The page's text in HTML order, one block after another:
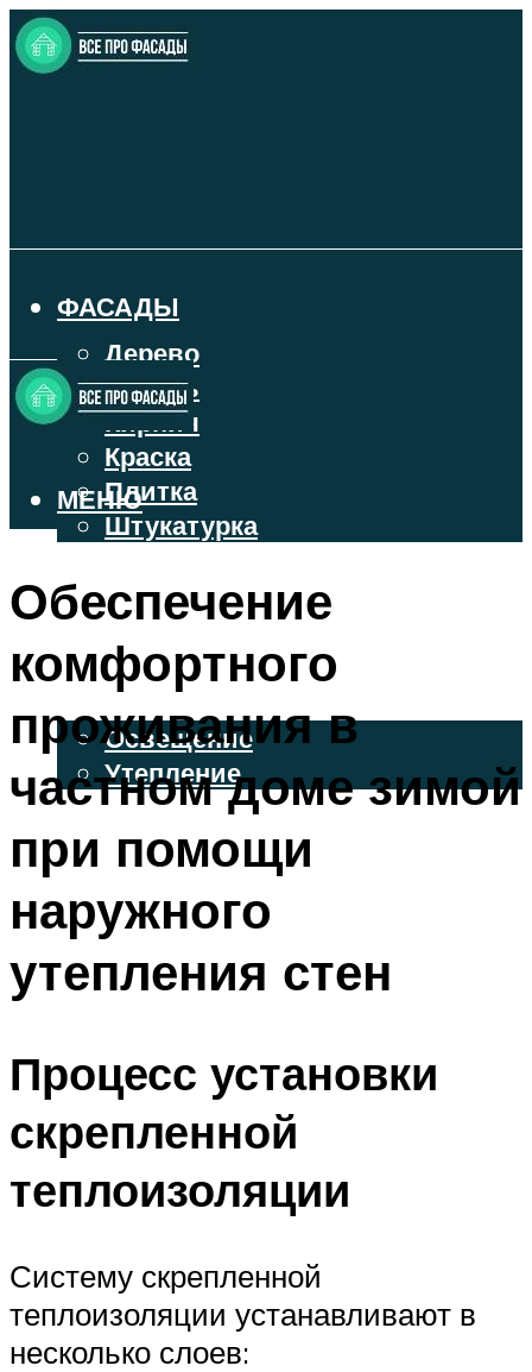
ФАСАДЫ
Дерево
Камень
Кирпич
Краска
Плитка
Штукатурка
ОСВЕЩЕНИЕ И УТЕПЛЕНИЕ
Освещение
Утепление
МЕНЮ
МЕНЮ
Обеспечение
комфортного
проживания в
частном доме зимой
при помощи
наружного
утепления стен
Процесс установки
скрепленной
теплоизоляции
Систему скрепленной
теплоизоляции устанавливают в
несколько слоев: